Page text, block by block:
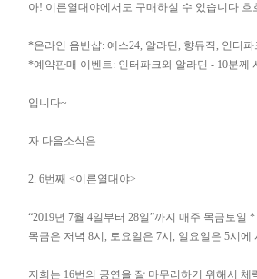
아! 이른열대야에서도 구매하실 수 있습니다 흐
*온라인 음반샵: 예스24, 알라딘, 향뮤직, 인터
*예약판매 이벤트: 인터파크와 알라딘 - 10분께
입니다~
자 다음소식은..
2. 6번째 <이른열대야>
“2019년 7월 4일부터 28일”까지 매주 목금토일
목금은 저녁 8시, 토요일은 7시, 일요일은 5시
저희는 16번의 공연을 잘 마무리하기 위해서